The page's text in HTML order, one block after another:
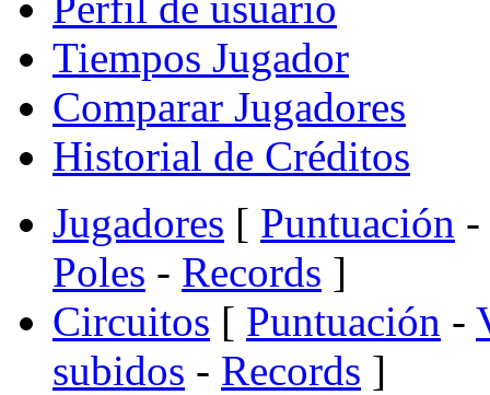
Tiempos Jugador
Comparar Jugadores
Historial de Créditos
Jugadores [ Puntuación -
Poles - Records ]
Circuitos [ Puntuación -
subidos - Records ]